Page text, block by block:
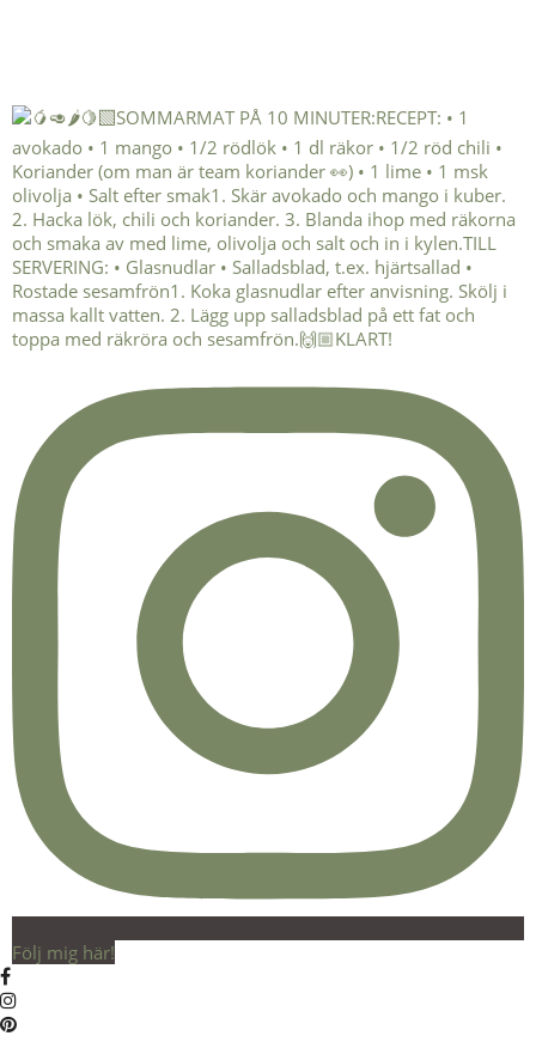
Följ mig här!